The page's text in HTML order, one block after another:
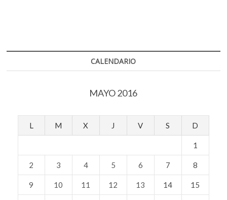
CALENDARIO
MAYO 2016
L M X J V S D
1
2 3 4 5 6 7 8
9 10 11 12 13 14 15